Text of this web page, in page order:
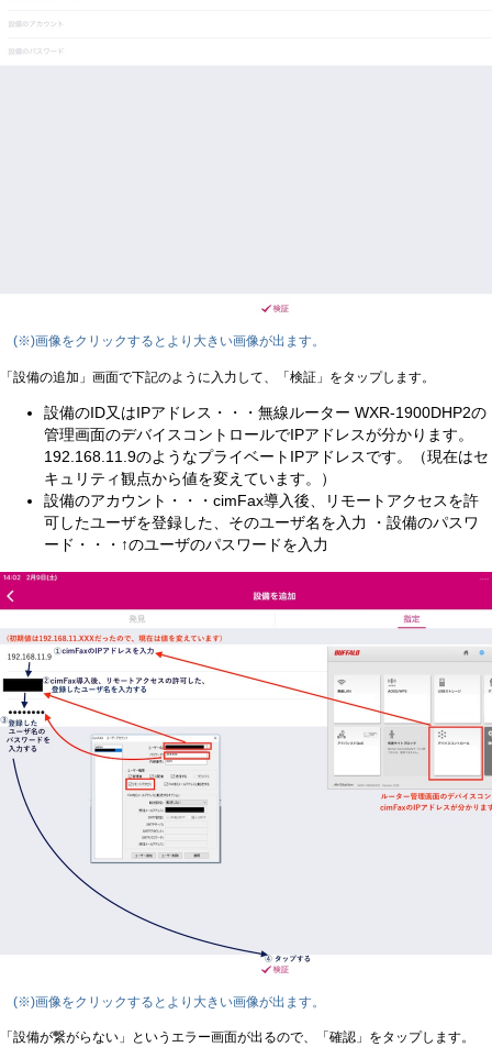
(※)画像をクリックするとより大きい画像が出ます。
「設備の追加」画面で下記のように入力して、「検証」をタップします。
設備のID又はIPアドレス・・・無線ルーター WXR-1900DHP2の
管理画面のデバイスコントロールでIPアドレスが分かります。
192.168.11.9のようなプライベートIPアドレスです。（現在はセ
キュリティ観点から値を変えています。）
設備のアカウント・・・cimFax導入後、リモートアクセスを許
可したユーザを登録した、そのユーザ名を入力 ・設備のパスワ
ード・・・↑のユーザのパスワードを入力
(※)画像をクリックするとより大きい画像が出ます。
「設備が繋がらない」というエラー画面が出るので、「確認」をタップします。